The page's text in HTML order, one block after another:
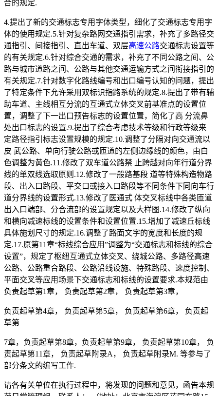
合的规定.
4.提出了新的交通标志专用字体类型，细化了交通标志专用字
体的使用规定.5.针对复杂路网交通指引需求，补充了多路径交
通指引、间接指引、直出车道、双层高速公路交通标志设置等
的有关规定.6.针对综合交通的需求，补充了不同公路之间、公
路与城市道路之间、公路与其他交通运输方式之间衔接指引的
有关规定.7.针对数字化路线编号和出口编号认知的问题，提出
了特定条件下允许采用双标识指路系统的规定.8.提出了带有辅
助车道、主线相互分流的互通式立体交叉前基准点的设置位
置，调整了下一出口预告标志的设置位置，简化了高 分流鼻
处出口标志的设置.9.提出了综合考虑技术等级和行政等级来
定路径指引标志设置规模的规定.10.调整了分隔对向交通流以
皮 武公路、单向行驶公路或匝道的左侧边缘线的颜色，由白
色调整为黄色.11.修改了双车道公路禁 止跨越对向年行道分界
线的单双线选取原则.12.修改了一般路基段 道等特殊构造物路
段、出入口路段、平交口或接入口路段等不同条件下同向车行
道分界线的设置形式.13.修改了医通式 体交叉标线中各类匝道
出入口端部、分合流部的设置规定以及大样图.14.修改了纵向
和横向减速标线的设置条件和设置位置.15.增加了减速丘标线
具体施划尺寸的规定.16.调整了路面文字的宽度和长度的规
定.17.原第11章“标线综合应用”调整为“交通标志和标线的综合
设置”，规定了枢纽互通式立体交叉、绕城公路、多路径高速
公路、公路重合路段、公路沿线设施、特殊路段、速度控制、
平面交叉等应用场景下交通标志和标线的设置要求.本规范由
负责起草第1章， 负责起草第2章， 负责起草第3章，
负责起草第4章， 负责起草第5章， 负责起草第6章， 负责起
草第
7章，负责起草第8章，负责起草第9章， 负责起草第10章， 负
责起草第11章， 负责起草附录A， 负责起草附录M. 等参与了
部分条文的编写工作.
请各有关单位在执行过程中，将发现的问题和意见，函告本规